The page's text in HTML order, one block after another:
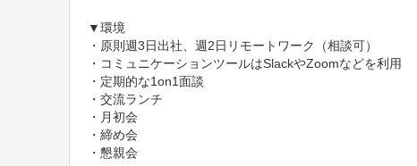
▼環境
・原則週3日出社、週2日リモートワーク（相談可）
・コミュニケーションツールはSlackやZoomなどを利用
・定期的な1on1面談
・交流ランチ
・月初会
・締め会
・懇親会